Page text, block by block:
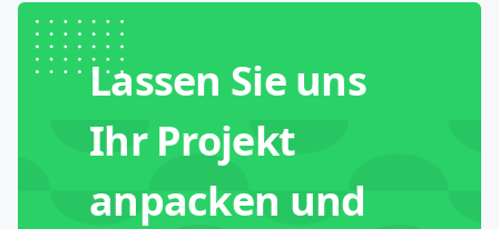
Lassen Sie uns
Ihr Projekt
anpacken und